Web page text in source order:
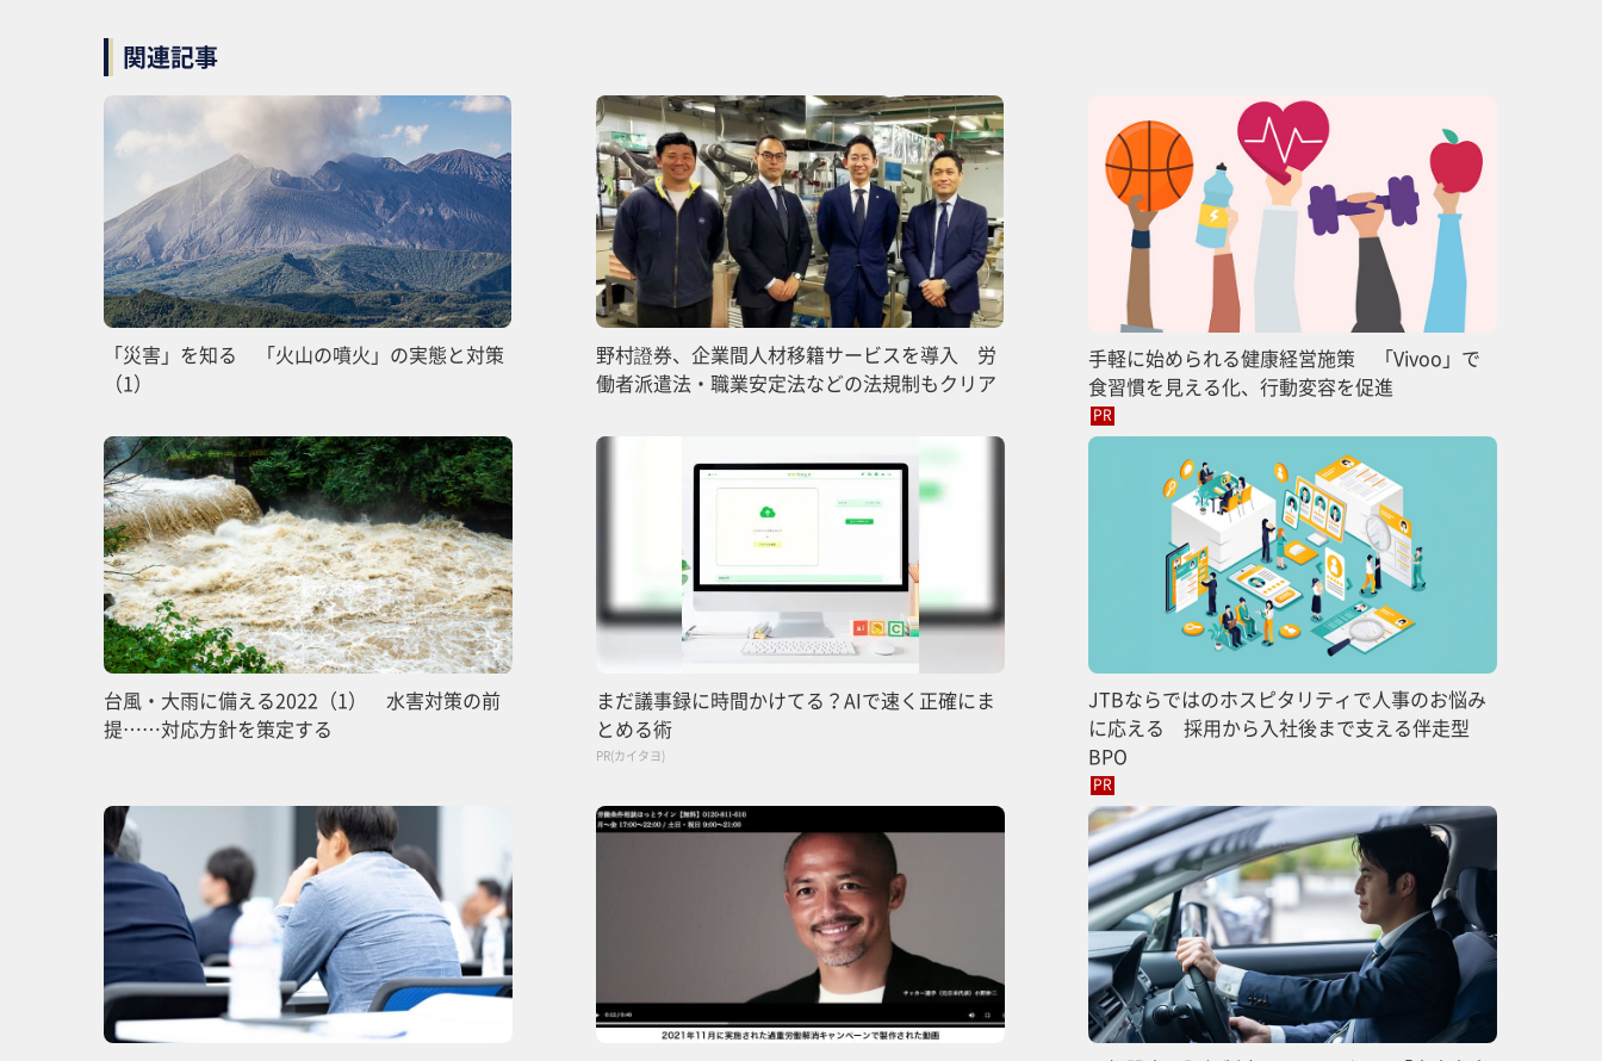
関連記事
「災害」を知る 「火山の噴火」の実態と対策
（1）
野村證券、企業間人材移籍サービスを導入 労
働者派遣法・職業安定法などの法規制もクリア
手軽に始められる健康経営施策 「Vivoo」で
食習慣を見える化、行動変容を促進
PR
台風・大雨に備える2022（1） 水害対策の前
提……対応方針を策定する
まだ議事録に時間かけてる？AIで速く正確にま
とめる術
PR(カイタヨ)
JTBならではのホスピタリティで人事のお悩み
に応える 採用から入社後まで支える伴走型
BPO
PR